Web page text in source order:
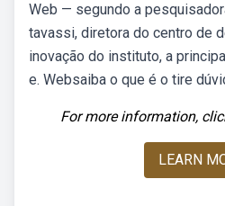
Web — segundo a
tavassi, diretora do centro de
inovação do instituto, a
e. Websaiba o que é o tire
For more information,
LEARN